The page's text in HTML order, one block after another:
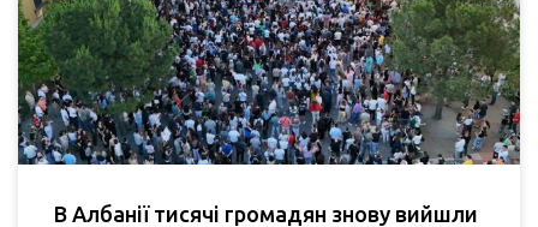
В Албанії тисячі громадян знову вийшли